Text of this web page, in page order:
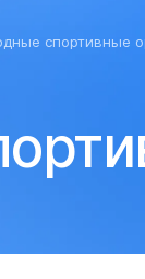
спортивные